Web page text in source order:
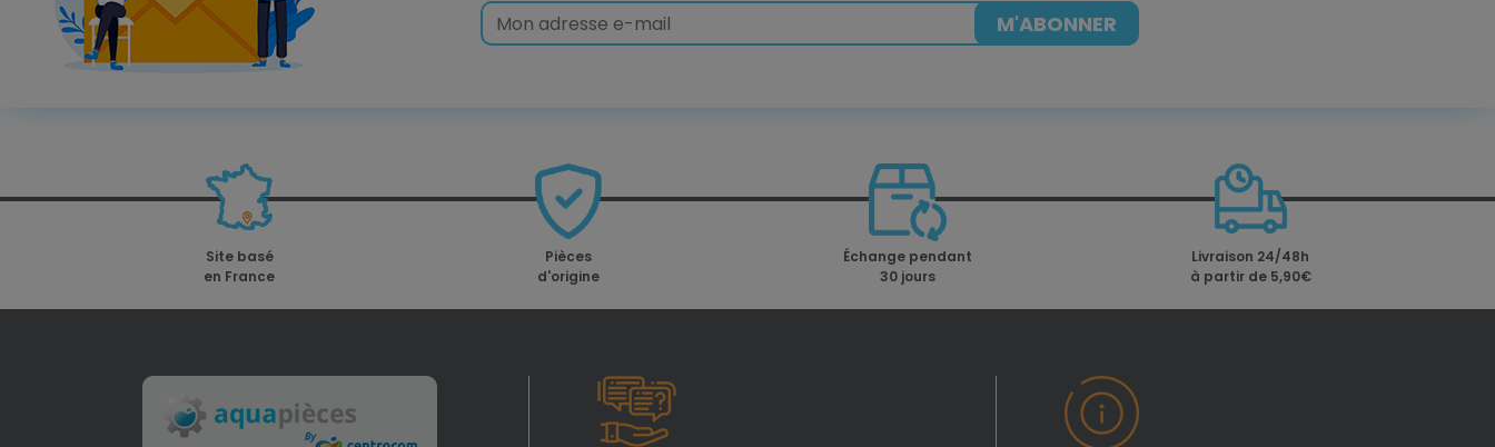
Site basé
en France
Pièces
d'origine
Échange pendant
30 jours
Livraison 24/48h
à partir de 5,90€